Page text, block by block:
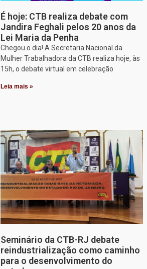
É hoje: CTB realiza debate com
Jandira Feghali pelos 20 anos da
Lei Maria da Penha
Chegou o dia! A Secretaria Nacional da
Mulher Trabalhadora da CTB realiza hoje, às
15h, o debate virtual em celebração
Leia mais »
Seminário da CTB-RJ debate
reindustrialização como caminho
para o desenvolvimento do